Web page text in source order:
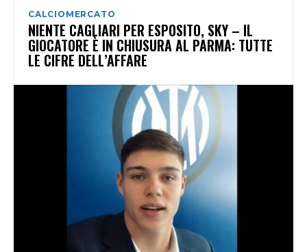
CALCIOMERCATO
NIENTE CAGLIARI PER ESPOSITO, SKY – IL
GIOCATORE È IN CHIUSURA AL PARMA: TUTTE
LE CIFRE DELL’AFFARE